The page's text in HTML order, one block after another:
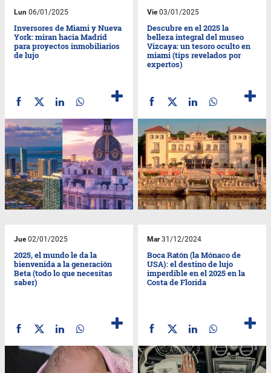
Lun 06/01/2025
Inversores de Miami y Nueva
York: miran hacia Madrid
para proyectos inmobiliarios
de lujo
Vie03/01/2025
Descubre en el 2025 la
belleza integral del museo
Vizcaya: un tesoro oculto en
miami (tips revelados por
expertos)
Jue02/01/2025
2025, el mundo le da la
bienvenida a la generación
Beta (todo lo que necesitas
saber)
Mar31/12/2024
Boca Ratón (la Mónaco de
USA): el destino de lujo
imperdible en el 2025 en la
Costa de Florida